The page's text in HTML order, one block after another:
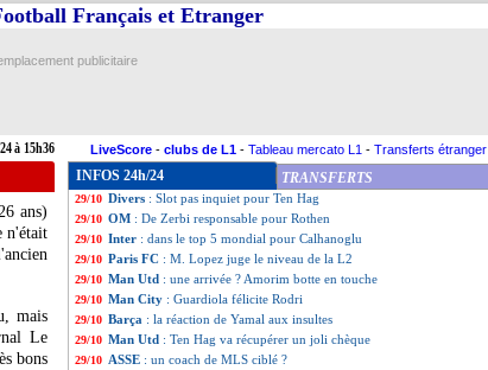
à 15h36
Français et Etranger
publicitaire
LiveScore - clubs de L1 - Tableau mercato L1 - Transferts étranger
ans)
n'était
mais
Le
bons
INFOS 24h/24 TRANSFERTS
29/10 Ballon d'Or : Rodri, la précision du Real
29/10 Barça
29/10 Sporting : Amorim à Man Utd, ça brûle !
29/10 Ballon d'Or : Vinicius, le Salvador s'explique
29/10 Divers : Slot pas inquiet pour Ten Hag
29/10 OM : De Zerbi responsable pour Rothen
29/10 Inter : dans le top 5 mondial pour Calhanoglu
29/10 Paris FC : M. Lopez juge le niveau de la L2
29/10 Man Utd : une arrivée ? Amorim botte en touche
29/10 Man City : Guardiola félicite Rodri
29/10 Barça : la réaction de Yamal aux insultes
29/10 Man Utd : Ten Hag va récupérer un joli chèque
29/10 ASSE : un coach de MLS ciblé ?